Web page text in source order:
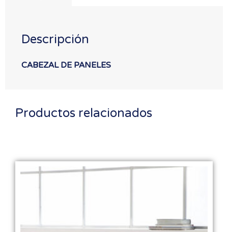
Descripción
CABEZAL DE PANELES
Productos relacionados